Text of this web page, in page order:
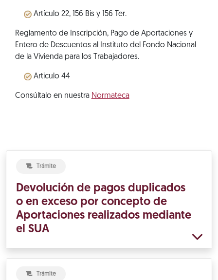
Artículo 22, 156 Bis y 156 Ter.
Reglamento de Inscripción, Pago de Aportaciones y
Entero de Descuentos al Instituto del Fondo Nacional
de la Vivienda para los Trabajadores.
Articulo 44
Consúltalo en nuestra Normateca
Trámite
Devolución de pagos duplicados
o en exceso por concepto de
Aportaciones realizados mediante
el SUA
Trámite